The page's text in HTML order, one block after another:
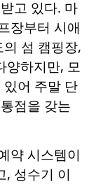
고 있다. 마
장부터 시애
섬 캠핑장,
양하지만, 모
어 주말 단
점을 갖는
약 시스템이
, 성수기 이